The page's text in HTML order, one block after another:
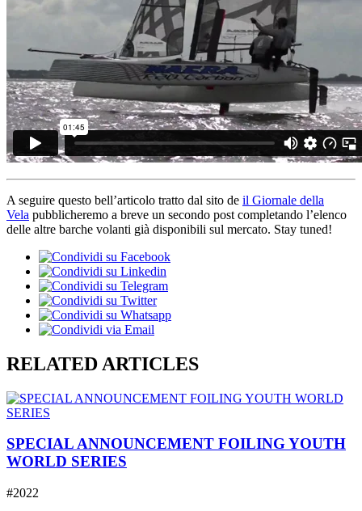
A seguire questo bell’articolo tratto dal sito de il Giornale della
Vela pubblicheremo a breve un secondo post completando l’elenco
delle altre barche volanti già disponibili sul mercato. Stay tuned!
RELATED ARTICLES
SPECIAL ANNOUNCEMENT FOILING YOUTH
WORLD SERIES
#2022